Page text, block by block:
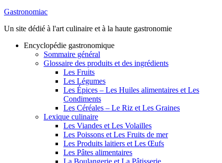
Gastronomiac
Un site dédié à l'art culinaire et à la haute gastronomie
Encyclopédie gastronomique
Sommaire général
Glossaire des produits et des ingrédients
Les Fruits
Les Légumes
Les Épices – Les Huiles alimentaires et Les
Condiments
Les Céréales – Le Riz et Les Graines
Lexique culinaire
Les Viandes et Les Volailles
Les Poissons et Les Fruits de mer
Les Produits laitiers et Les Œufs
Les Pâtes alimentaires